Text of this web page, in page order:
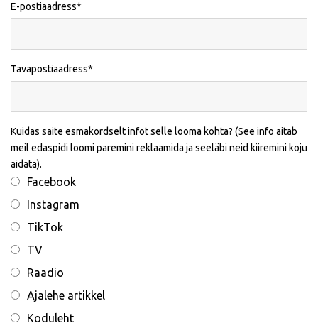
E-postiaadress
Tavapostiaadress
Kuidas saite esmakordselt infot selle looma kohta? (See info aitab
meil edaspidi loomi paremini reklaamida ja seeläbi neid kiiremini koju
aidata).
Facebook
Instagram
TikTok
TV
Raadio
Ajalehe artikkel
Koduleht